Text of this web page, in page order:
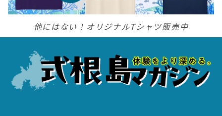
他にはない！オリジナルTシャツ販売中